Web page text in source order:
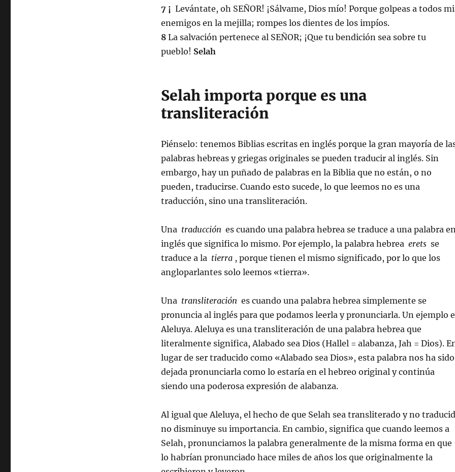
7 ¡ Levántate, oh SEÑOR! ¡Sálvame, Dios mío! Porque golpeas a todos
enemigos en la mejilla; rompes los dientes de los impíos.
8 La salvación pertenece al SEÑOR; ¡Que tu bendición sea sobre tu
pueblo! Selah
Selah importa porque es una
transliteración
Piénselo: tenemos Biblias escritas en inglés porque la gran mayoría de
palabras hebreas y griegas originales se pueden traducir al inglés. Sin
embargo, hay un puñado de palabras en la Biblia que no están, o no
pueden, traducirse. Cuando esto sucede, lo que leemos no es una
traducción, sino una transliteración.
Una traducción es cuando una palabra hebrea se traduce a una palabra
inglés que significa lo mismo. Por ejemplo, la palabra hebrea eretsse
traduce a la tierra, porque tienen el mismo significado, por lo que los
angloparlantes solo leemos «tierra».
Una transliteración es cuando una palabra hebrea simplemente se
pronuncia al inglés para que podamos leerla y pronunciarla. Un ejemplo
Aleluya. Aleluya es una transliteración de una palabra hebrea que
literalmente significa, Alabado sea Dios (Hallel = alabanza, Jah = Dios).
lugar de ser traducido como «Alabado sea Dios», esta palabra nos ha sido
dejada pronunciarla como lo estaría en el hebreo original y continúa
siendo una poderosa expresión de alabanza.
Al igual que Aleluya, el hecho de que Selah sea transliterado y no
no disminuye su importancia. En cambio, significa que cuando leemos a
Selah, pronunciamos la palabra generalmente de la misma forma en que
lo habrían pronunciado hace miles de años los que originalmente la